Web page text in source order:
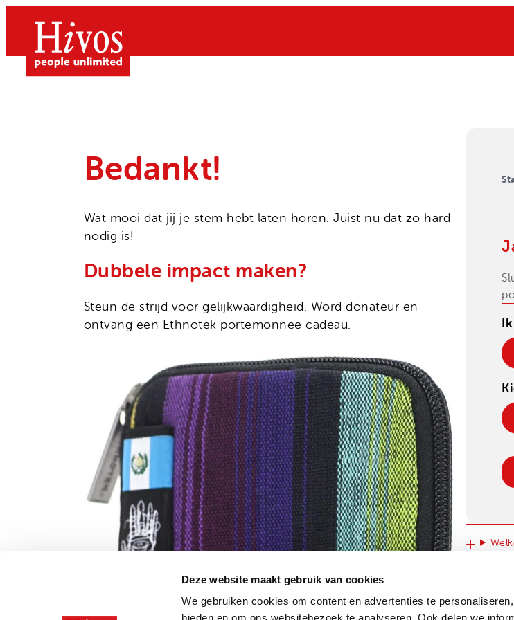
Deze website maakt gebruik van cookies
We gebruiken cookies om content en advertenties te
inhoud
Bedankt!
Wat mooi dat jij je stem hebt laten horen. Juist nu dat zo hard
nodig is!
Dubbele impact maken?
Steun de strijd voor gelijkwaardigheid. Word donateur en
ontvang een Ethnotek portemonnee cadeau.
Wat
Doe mee
Kom in actie
Belastingvrij schenken
Hivos in je testament
Wat we doen
Gendergelijkheid
Klimaatrechtvaardigheid
Moedige mensen
Over Hivos
Veelgestelde vragen